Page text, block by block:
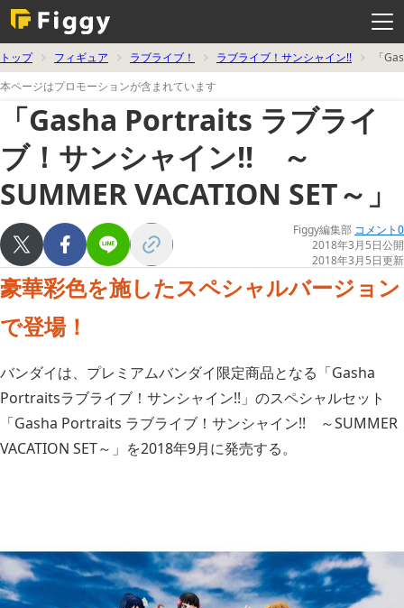
ー
く
トップ フィギュア ラブライブ！ ラブライブ！サンシャイン!!
「
本ページはプロモーションが含まれています
「Gasha Portraits ラブライ
ブ！サンシャイン!! ～
SUMMER VACATION SET～」
Figgy編集部 コメント0
2018年3月5日公開
2018年3月5日更新
豪華彩色を施したスペシャルバージョン
で登場！
バンダイは、プレミアムバンダイ限定商品となる「Gasha
Portraitsラブライブ！サンシャイン!!」のスペシャルセット
「Gasha Portraits ラブライブ！サンシャイン!! ～SUMMER
VACATION SET～」を2018年9月に発売する。